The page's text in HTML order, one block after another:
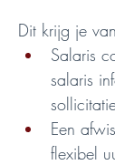
Dit krijg je
Salaris
salaris
Een
flexibel